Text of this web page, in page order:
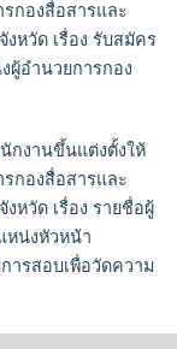
กองสื่อสารและ
หวัด เรื่อง รับสมัคร
ผู้อำนวยการกอง
กงานขึ้นแต่งตั้งให้
กองสื่อสารและ
หวัด เรื่อง รายชื่อผู้
หน่งหัวหน้า
ารสอบเพื่อวัดความ